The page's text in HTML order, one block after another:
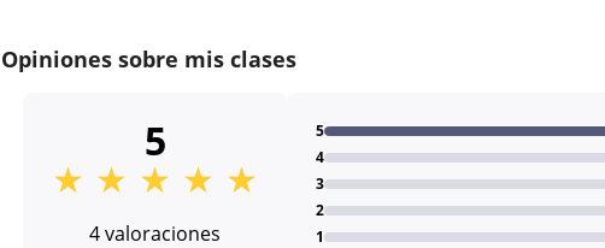
Opiniones sobre mis clases
5
★ ★ ★ ★ ★
4 valoraciones 1
2
3
4
5